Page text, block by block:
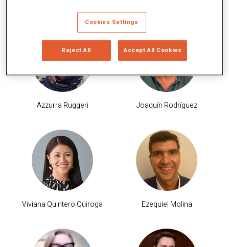
Azzurra Ruggeri Joaquín Rodríguez
Viviana Quintero Quiroga Ezequiel Molina
Cookies Settings
Reject All Accept All Cookies